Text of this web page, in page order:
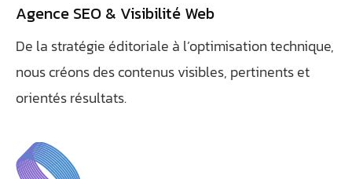
Agence SEO & Visibilité Web
De la stratégie éditoriale à l’optimisation technique,
nous créons des contenus visibles, pertinents et
orientés résultats.